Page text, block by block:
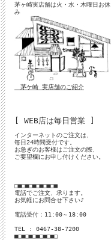
茅ヶ崎実店舗は火・水・木曜日お休
み
茅ケ崎 実店舗のご紹介
[ WEB店は毎日営業 ]
インターネットのご注文は、
毎日24時間受付です。
お急ぎのお客様はご注文の際、
ご要望欄にお申し付けください。
□■□■□■□■□■□■
電話でご注文、承ります。
お気軽にお問合せ下さい♪
電話受付：11:00～18:00
TEL : 0467-38-7200
■□■□■□■□■□■□